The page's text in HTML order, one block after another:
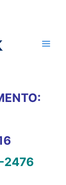
2476